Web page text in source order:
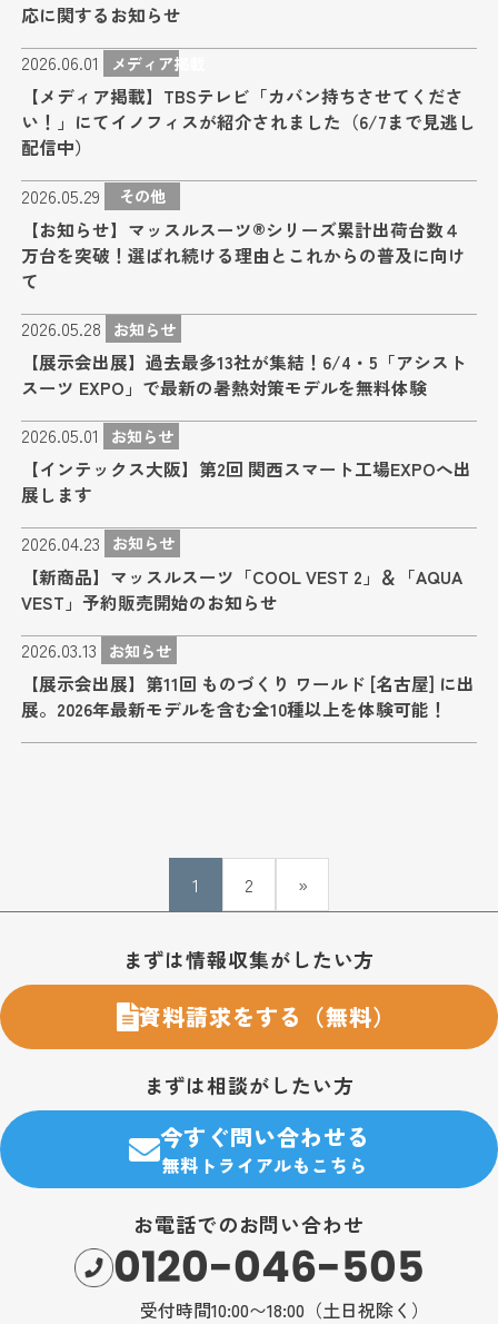
応に関するお知らせ
2026.06.01 メディア掲載
【メディア掲載】TBSテレビ「カバン持ちさせてくださ
い！」にてイノフィスが紹介されました（6/7まで見逃し
配信中）
2026.05.29 その他
【お知らせ】マッスルスーツ®シリーズ累計出荷台数４
万台を突破！選ばれ続ける理由とこれからの普及に向け
て
2026.05.28 お知らせ
【展示会出展】過去最多13社が集結！6/4・5「アシスト
スーツ EXPO」で最新の暑熱対策モデルを無料体験
2026.05.01 お知らせ
【インテックス大阪】第2回 関西スマート工場EXPOへ出
展します
2026.04.23 お知らせ
【新商品】マッスルスーツ「COOL VEST 2」＆「AQUA
VEST」予約販売開始のお知らせ
2026.03.13 お知らせ
【展示会出展】第11回 ものづくり ワールド [名古屋] に出
展。2026年最新モデルを含む全10種以上を体験可能！
1 2
»
まずは情報収集がしたい方
資料請求をする（無料）
まずは相談がしたい方
今すぐ問い合わせる
無料トライアルもこちら
お電話でのお問い合わせ
0120-046-505
受付時間10:00〜18:00（土日祝除く）